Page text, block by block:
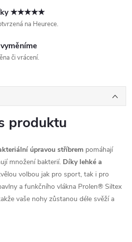
★★★★★
na Heurece.
či vrácení.
produktu
úpravou stříbrem pomáhají
množení bakterií. Díky lehké a
volbou jak pro sport, tak i pro
a funkčního vlákna Prolen® Siltex
vaše nohy zůstanou déle svěží a